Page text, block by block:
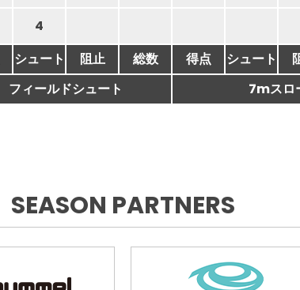
4
シュート 阻止 総数 得点 シュート
フィールドシュート
7mスロ
SEASON PARTNERS